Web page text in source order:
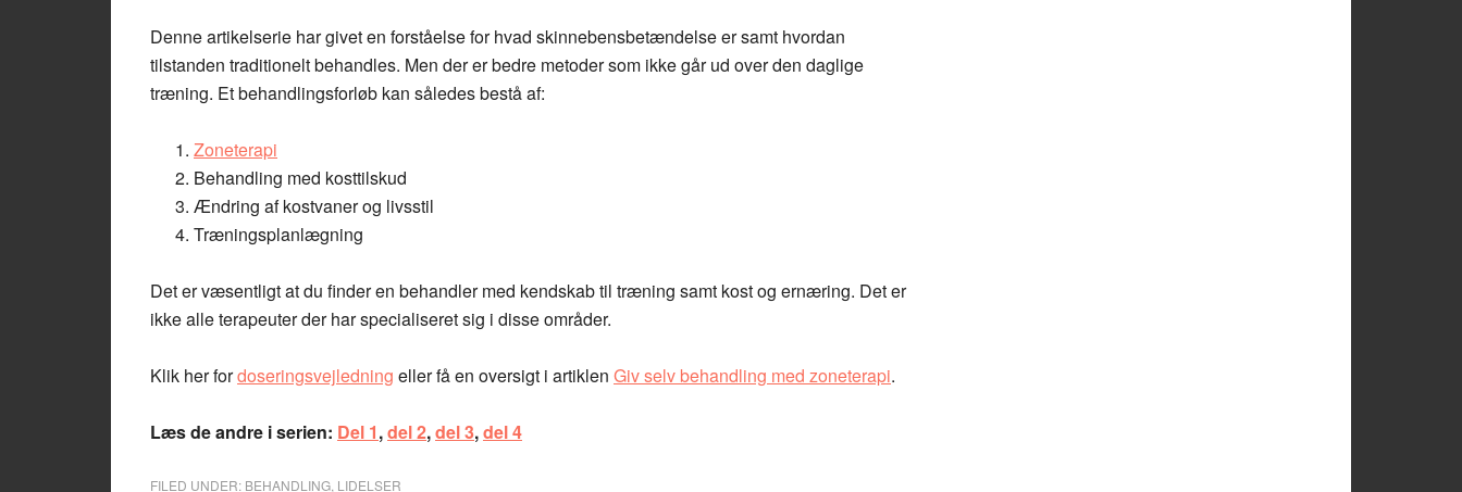
Denne artikelserie har givet en forståelse for hvad skinnebensbetændelse er samt hvordan
tilstanden traditionelt behandles. Men der er bedre metoder som ikke går ud over den daglige
træning. Et behandlingsforløb kan således bestå af:
Zoneterapi
Behandling med kosttilskud
Ændring af kostvaner og livsstil
Træningsplanlægning
Det er væsentligt at du finder en behandler med kendskab til træning samt kost og ernæring. Det er
ikke alle terapeuter der har specialiseret sig i disse områder.
Klik her fordoseringsvejledning eller få en oversigt i artiklen Giv selv behandling med zoneterapi.
Læs de andre i serien: Del 1,del 2,del 3,del 4
FILED UNDER: BEHANDLING LIDELSER